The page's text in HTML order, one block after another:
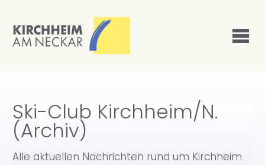
Ski-Club Kirchheim/N.
(Archiv)
Alle aktuellen Nachrichten rund um Kirchheim